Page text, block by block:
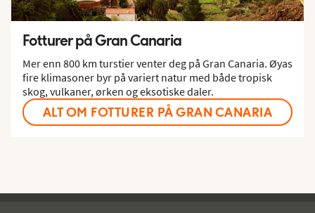
Fotturer på Gran Canaria
Mer enn 800 km turstier venter deg på Gran Canaria. Øyas
fire klimasoner byr på variert natur med både tropisk
skog, vulkaner, ørken og eksotiske daler.
ALT OM FOTTURER PÅ GRAN CANARIA